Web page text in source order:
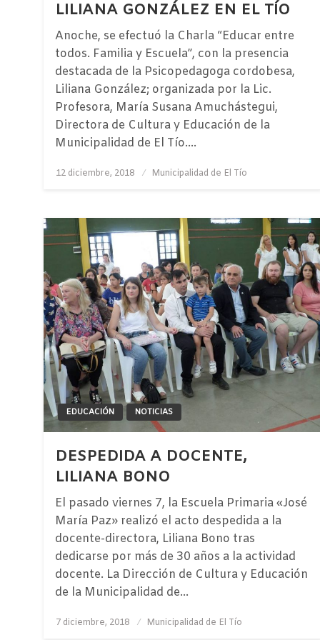
LILIANA GONZÁLEZ EN EL TÍO
Anoche, se efectuó la Charla “Educar entre
todos. Familia y Escuela”, con la presencia
destacada de la Psicopedagoga cordobesa,
Liliana González; organizada por la Lic.
Profesora, María Susana Amuchástegui,
Directora de Cultura y Educación de la
Municipalidad de El Tío….
Publicado
12 diciembre, 2018 Municipalidad de El Tío
EDUCACIÓN NOTICIAS
DESPEDIDA A DOCENTE,
LILIANA BONO
El pasado viernes 7, la Escuela Primaria «José
María Paz» realizó el acto despedida a la
docente-directora, Liliana Bono tras
dedicarse por más de 30 años a la actividad
docente. La Dirección de Cultura y Educación
de la Municipalidad de…
Publicado
7 diciembre, 2018 Municipalidad de El Tío